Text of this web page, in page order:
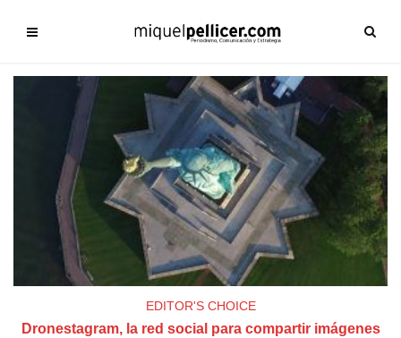
EDITOR'S CHOICE
Dronestagram, la red social para compartir imágenes